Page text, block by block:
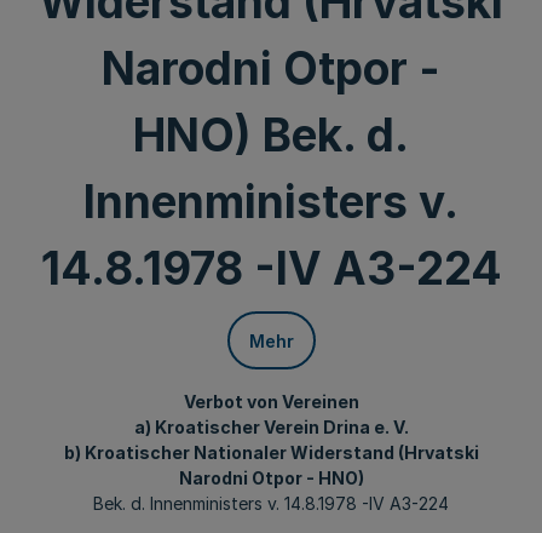
Narodni Otpor -
HNO) Bek. d.
Innenministers v.
14.8.1978 -IV A3-224
Mehr
Verbot von Vereinen
a) Kroatischer Verein Drina e. V.
b) Kroatischer Nationaler Widerstand (Hrvatski
Narodni Otpor - HNO)
Bek. d. Innenministers v. 14.8.1978 -IV A3-224